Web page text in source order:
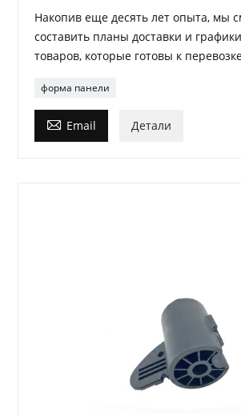
Накопив еще десять лет опыта, мы
составить планы доставки и
товаров, которые готовы к
форма панели
 Email Детали